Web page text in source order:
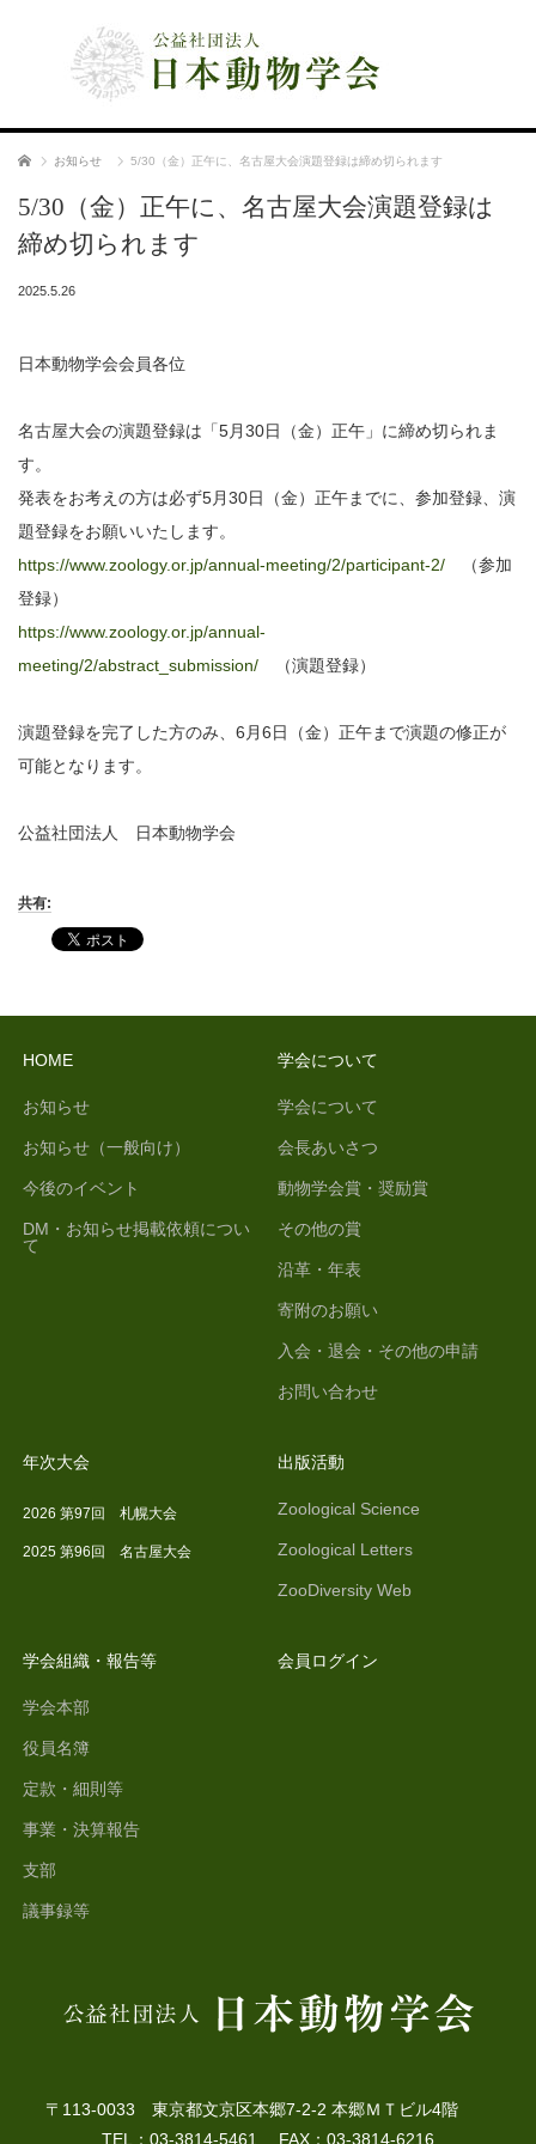
ホーム お知らせ 5/30（金）正午に、名古屋大会演題登録は締め切られます
5/30（金）正午に、名古屋大会演題登録は
締め切られます
2025.5.26
日本動物学会会員各位
名古屋大会の演題登録は「5月30日（金）正午」に締め切られま
す。
発表をお考えの方は必ず5月30日（金）正午までに、参加登録、演
題登録をお願いいたします。
https://www.zoology.or.jp/annual-meeting/2/participant-2/ （参加
登録）
https://www.zoology.or.jp/annual-
meeting/2/abstract_submission/ （演題登録）
演題登録を完了した方のみ、6月6日（金）正午まで演題の修正が
可能となります。
公益社団法人 日本動物学会
共有:
HOME
お知らせ
お知らせ（一般向け）
今後のイベント
DM・お知らせ掲載依頼につい
て
学会について
学会について
会長あいさつ
動物学会賞・奨励賞
その他の賞
沿革・年表
寄附のお願い
入会・退会・その他の申請
お問い合わせ
年次大会
2026 第97回 札幌大会
2025 第96回 名古屋大会
出版活動
Zoological Science
Zoological Letters
ZooDiversity Web
学会組織・報告等
学会本部
役員名簿
定款・細則等
事業・決算報告
支部
議事録等
会員ログイン
〒113-0033 東京都文京区本郷7-2-2 本郷ＭＴビル4階
TEL：03-3814-5461 FAX：03-3814-6216